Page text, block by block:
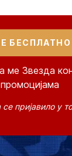
ме Звезда
пријавило у